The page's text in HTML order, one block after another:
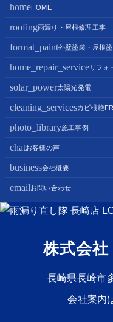
homeHOME
roofing雨漏り・屋根修理工事
屋根修理・屋根工事
屋根カバー工法
谷板金工事
format_paint外壁塗装・屋根
外壁塗装
屋根塗装
home_repair_serviceリフォ
キッチンリフォーム
バスルームリフォーム
solar_power太陽光発電
太陽光パネル設置
蓄電池設置
cleaning_servicesカビ根絶
photo_library施工事例
chatお客様の声
business会社概要
会社案内
スタッフ紹介
emailお問い合わせ
株式会
長崎県長崎市
会社案内